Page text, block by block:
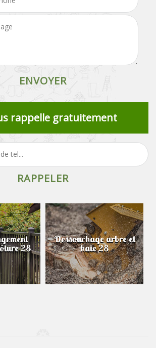
rappelle gratuitement
28
Dessouchage arbre et
haie 28